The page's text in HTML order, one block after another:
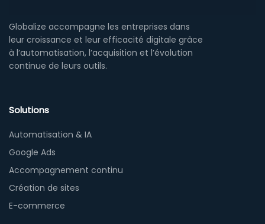
Globalize accompagne les entreprises dans
leur croissance et leur efficacité digitale grâce
à l’automatisation, l’acquisition et l’évolution
continue de leurs outils.
Solutions
Automatisation & IA
Google Ads
Accompagnement continu
Création de sites
E-commerce